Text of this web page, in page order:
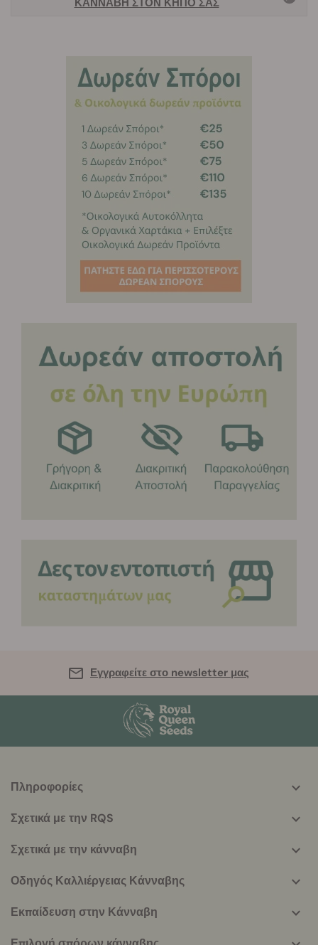
ΚΆΝΝΑΒΗ ΣΤΟΝ ΚΉΠΟ ΣΑΣ
Εγγραφείτε στο newsletter μας
More
info
Πληροφορίες
Σχετικά με την RQS
Σχετικά με την κάνναβη
Οδηγός Καλλιέργειας Κάνναβης
Εκπαίδευση στην Κάνναβη